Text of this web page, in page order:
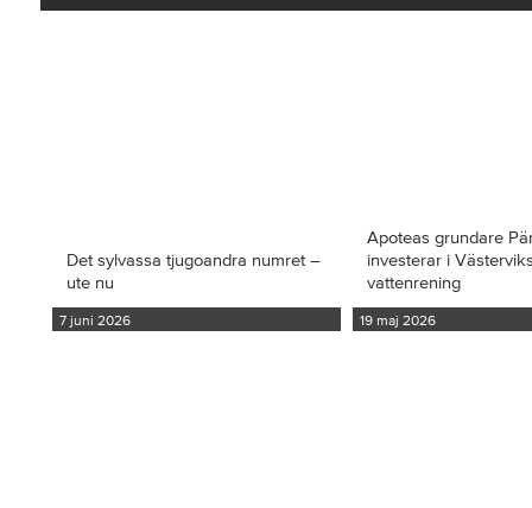
Det sylvassa tjugoandra numret –
ute nu
7 juni 2026
Apoteas grundare
investerar i
vattenrening
19 maj 2026